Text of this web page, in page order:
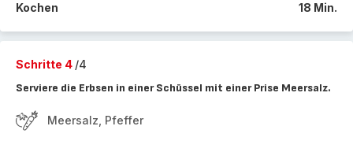
Kochen 18 Min.
Schritte 4 /4
Serviere die Erbsen in einer Schüssel mit einer Prise Meersalz.
Meersalz, Pfeffer